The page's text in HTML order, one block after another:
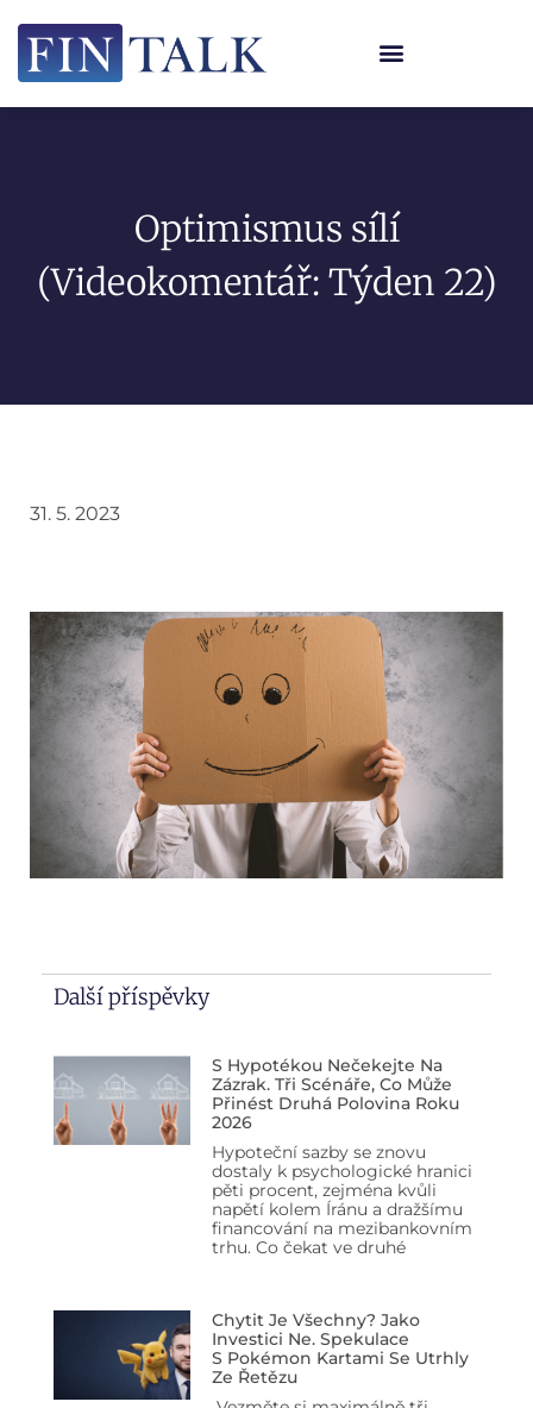
Optimismus sílí
(Videokomentář: Týden 22)
31. 5. 2023
Další příspěvky
S Hypotékou Nečekejte Na
Zázrak. Tři Scénáře, Co Může
Přinést Druhá Polovina Roku
2026
Hypoteční sazby se znovu
dostaly k psychologické hranici
pěti procent, zejména kvůli
napětí kolem Íránu a dražšímu
financování na mezibankovním
trhu. Co čekat ve druhé
Chytit Je Všechny? Jako
Investici Ne. Spekulace
S Pokémon Kartami Se Utrhly
Ze Řetězu